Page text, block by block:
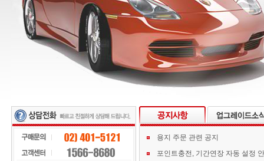
용지 주문 관련 공지
포인트충전, 기간연장 자동 설정